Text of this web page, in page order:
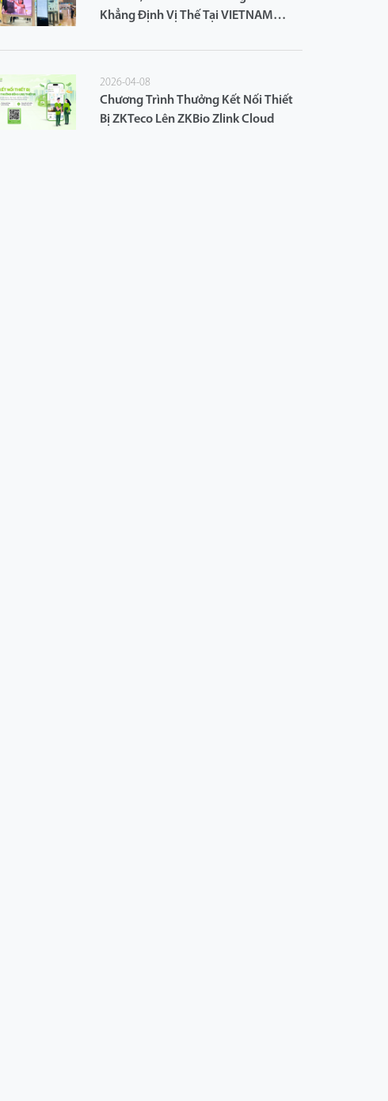
Khẳng Định Vị Thế Tại VIETNAM
2026-04-08
Chương Trình Thưởng Kết Nối Thiết
Bị ZKTeco Lên ZKBio Zlink Cloud